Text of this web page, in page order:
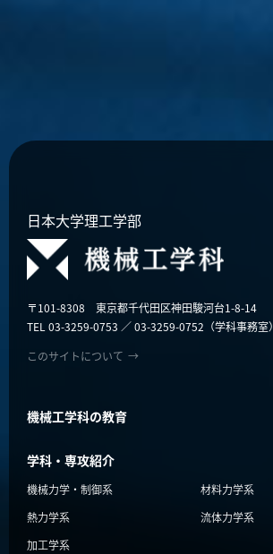
日本大学理工学部
〒101-8308 東京都千代田区神田駿河台1-8-14
TEL 03-3259-0753 ／ 03-3259-0752（学科事務室）
このサイトについて →
機械工学科の教育
学科・専攻紹介
機械力学・制御系
材料力学系
熱力学系
流体力学系
加工学系